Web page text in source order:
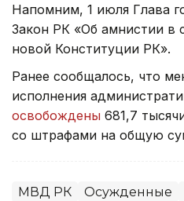
Напомним, 1 июля Глава
Закон РК «Об амнистии в
новой Конституции РК».
Ранее сообщалось, что
исполнения
освобождены 681,7
со штрафами на общую
МВД РК Осужденные